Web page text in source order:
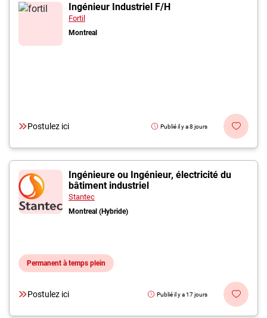
Inscrivez-vous à l'infolettre
Employeurs
Ingénieur Industriel F/H
Fortil
Montreal
Postulez ici Publié il y a 8 jours
Ingénieure ou Ingénieur, électricité du
bâtiment industriel
Stantec
Montreal (Hybride)
Permanent à temps plein
Postulez ici Publié il y a 17 jours